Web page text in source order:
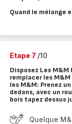
Quand le mélange
Etape 7 /10
Disposez Les
remplacer les M&M
les M&M: Prenez
dedans, avec un
bois tapez dessus
Quelque